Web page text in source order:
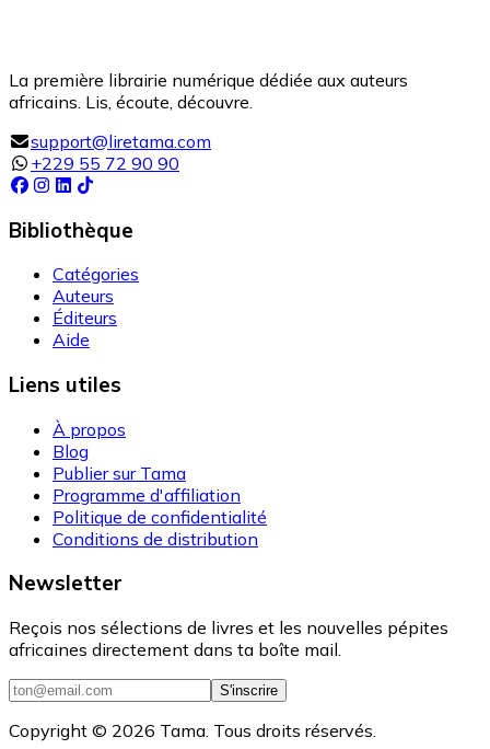
La première librairie numérique dédiée aux auteurs
africains. Lis, écoute, découvre.
support@liretama.com
+229 55 72 90 90
Bibliothèque
Catégories
Auteurs
Éditeurs
Aide
Liens utiles
À propos
Blog
Publier sur Tama
Programme d'affiliation
Politique de confidentialité
Conditions de distribution
Newsletter
Reçois nos sélections de livres et les nouvelles pépites
africaines directement dans ta boîte mail.
S'inscrire
Copyright © 2026 Tama. Tous droits réservés.